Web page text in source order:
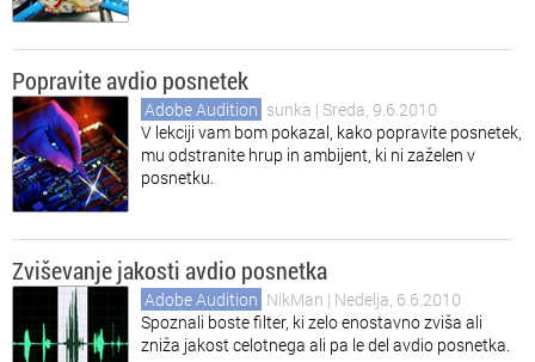
Popravite avdio posnetek
Adobe Audition sunka | Sreda, 9.6.2010
V lekciji vam bom pokazal, kako popravite posnetek,
mu odstranite hrup in ambijent, ki ni zaželen v
posnetku.
Zviševanje jakosti avdio posnetka
Adobe Audition NikMan | Nedelja, 6.6.2010
Spoznali boste filter, ki zelo enostavno zviša ali
zniža jakost celotnega ali pa le del avdio posnetka.